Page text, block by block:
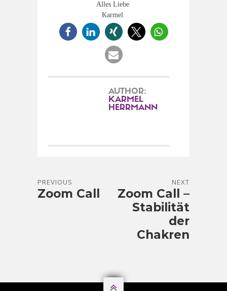
Alles Liebe
Karmel
AUTHOR:
KARMEL
HERRMANN
PREVIOUS
Zoom Call
NEXT
Zoom Call –
Stabilität
der
Chakren
